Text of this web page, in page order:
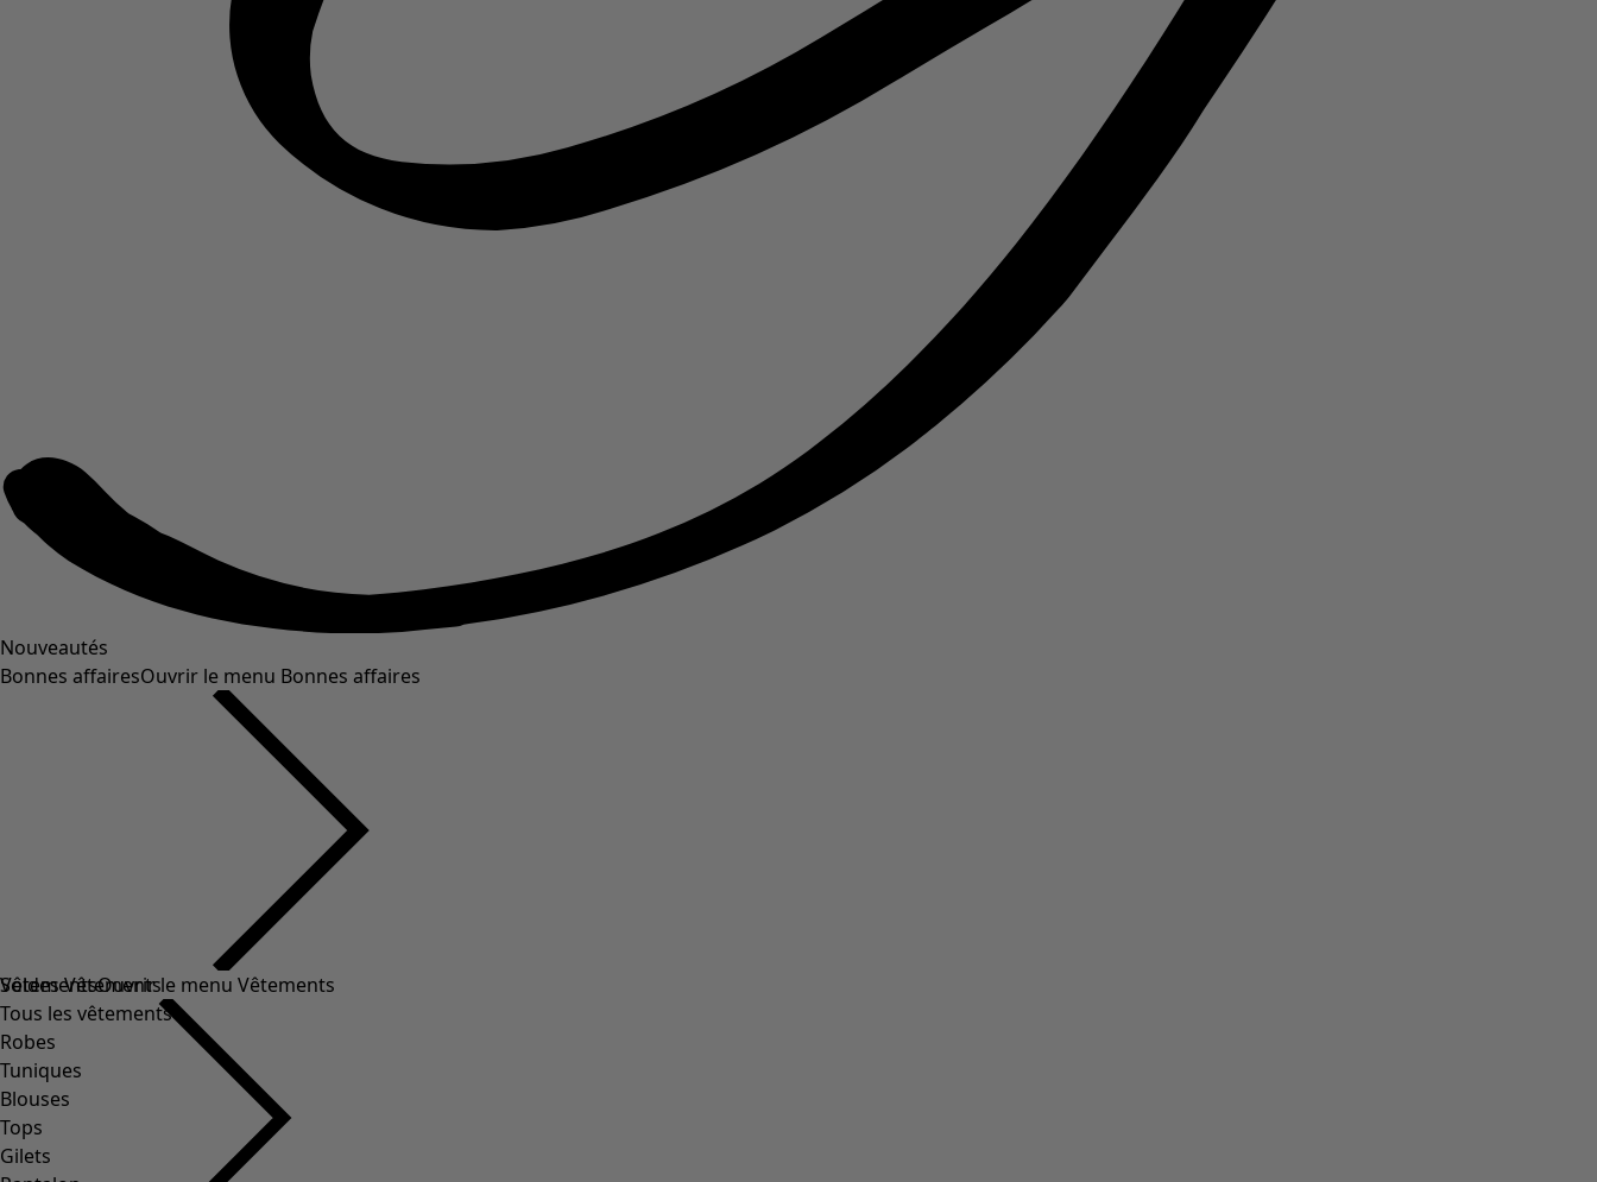
Nouveautés
Bonnes affairesOuvrir le menu Bonnes affaires
Soldes Vêtements
Tous les vêtements
Robes
Tuniques
Blouses
Tops
Gilets
VêtementsOuvrir le menu Vêtements